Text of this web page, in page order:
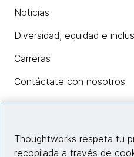
Noticias
Diversidad, equidad e
Carreras
Contáctate con nosotros
Thoughtworks respeta tu
recopilada a través de